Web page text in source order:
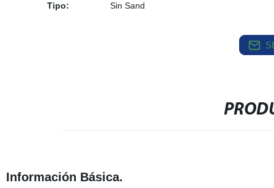
Tipo:
Sin Sand
Información Básica.